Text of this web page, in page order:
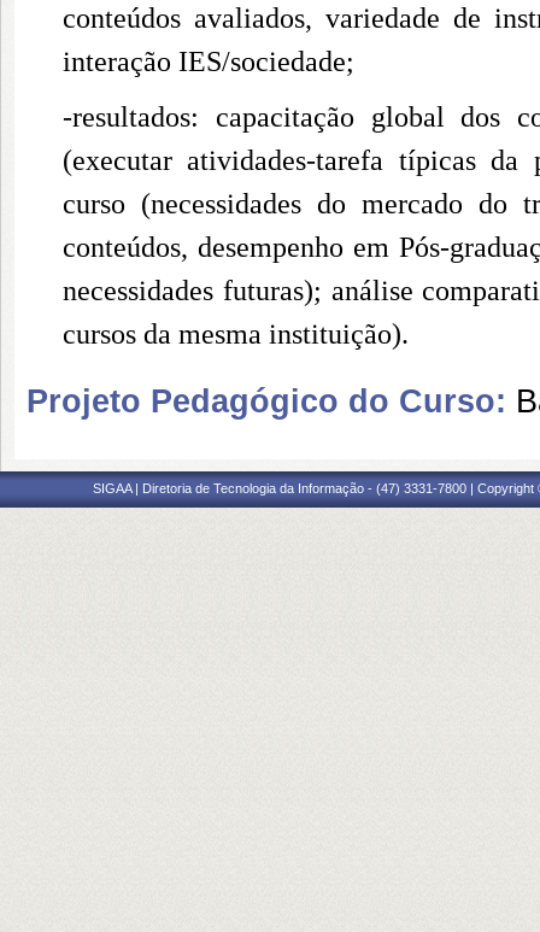
conteúdos avaliados, variedade de
interação IES/sociedade;
-resultados: capacitação global dos
(executar atividades-tarefa típicas da
curso (necessidades do mercado do
conteúdos, desempenho em Pós-
necessidades futuras); análise
cursos da mesma instituição).
Projeto Pedagógico do Curso:
SIGAA | Diretoria de Tecnologia da Informação - (47) 3331-7800 |